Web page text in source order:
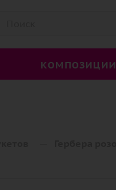
КОМПОЗИЦИИ